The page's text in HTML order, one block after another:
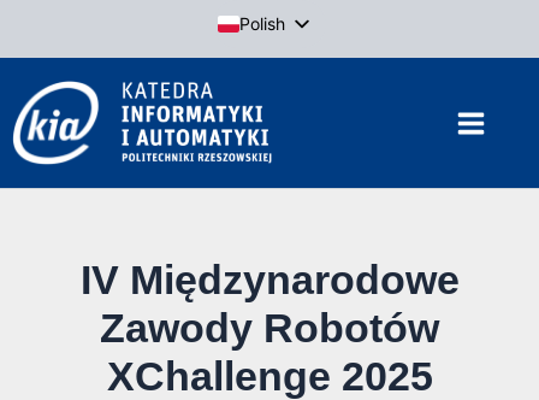
treści
Polish
English
IV Międzynarodowe
Zawody Robotów
XChallenge 2025